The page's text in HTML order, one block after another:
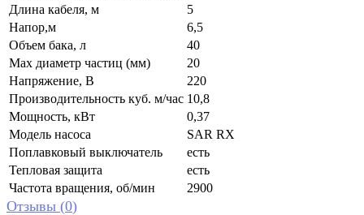
Длина кабеля, м
5
Напор,м
6,5
Объем бака, л
40
Мах диаметр частиц (мм)
20
Напряжение, В
220
Производительность куб. м/час 10,8
Мощность, кВт
0,37
Модель насоса
SAR RX
Поплавковый выключатель
есть
Тепловая защита
есть
Частота вращения, об/мин
2900
Отзывы (0)